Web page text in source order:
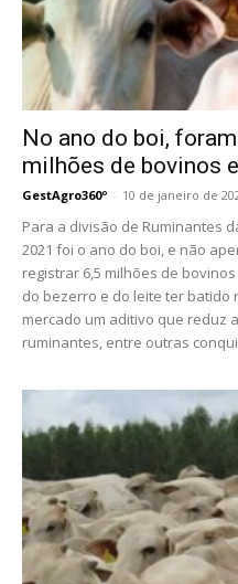
No ano do boi,
milhões de bovinos
GestAgro360º - 10 de janeiro de
Para a divisão de Ruminantes
2021 foi o ano do boi, e não
registrar 6,5 milhões de
do bezerro e do leite ter batido
mercado um aditivo que reduz
ruminantes, entre outras